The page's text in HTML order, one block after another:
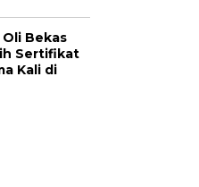
Bekas
Sertifikat
Kali di